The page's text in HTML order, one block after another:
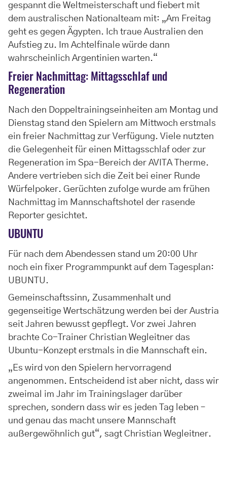
gespannt die Weltmeisterschaft und fiebert mit
dem australischen Nationalteam mit: „Am Freitag
geht es gegen Ägypten. Ich traue Australien den
Aufstieg zu. Im Achtelfinale würde dann
wahrscheinlich Argentinien warten.“
Freier Nachmittag: Mittagsschlaf und
Regeneration
Nach den Doppeltrainingseinheiten am Montag und
Dienstag stand den Spielern am Mittwoch erstmals
ein freier Nachmittag zur Verfügung. Viele nutzten
die Gelegenheit für einen Mittagsschlaf oder zur
Regeneration im Spa-Bereich der AVITA Therme.
Andere vertrieben sich die Zeit bei einer Runde
Würfelpoker. Gerüchten zufolge wurde am frühen
Nachmittag im Mannschaftshotel der rasende
Reporter gesichtet.
UBUNTU
Für nach dem Abendessen stand um 20:00 Uhr
noch ein fixer Programmpunkt auf dem Tagesplan:
UBUNTU.
Gemeinschaftssinn, Zusammenhalt und
gegenseitige Wertschätzung werden bei der Austria
seit Jahren bewusst gepflegt. Vor zwei Jahren
brachte Co-Trainer Christian Wegleitner das
Ubuntu-Konzept erstmals in die Mannschaft ein.
„Es wird von den Spielern hervorragend
angenommen. Entscheidend ist aber nicht, dass wir
zweimal im Jahr im Trainingslager darüber
sprechen, sondern dass wir es jeden Tag leben –
und genau das macht unsere Mannschaft
außergewöhnlich gut“, sagt Christian Wegleitner.